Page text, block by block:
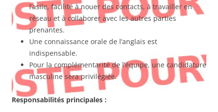
l’asile, facilité à nouer des contacts, à travailler en
réseau et à collaborer avec les autres parties
prenantes.
Une connaissance orale de l’anglais est
indispensable.
Pour la complémentarité de l’équipe, une candidature
masculine sera privilégiée.
Responsabilités principales :